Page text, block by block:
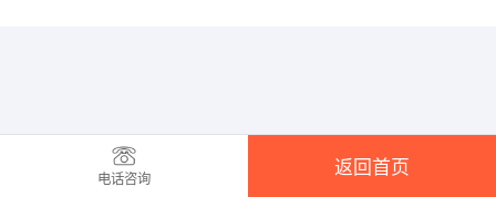
电话咨询
返回首页